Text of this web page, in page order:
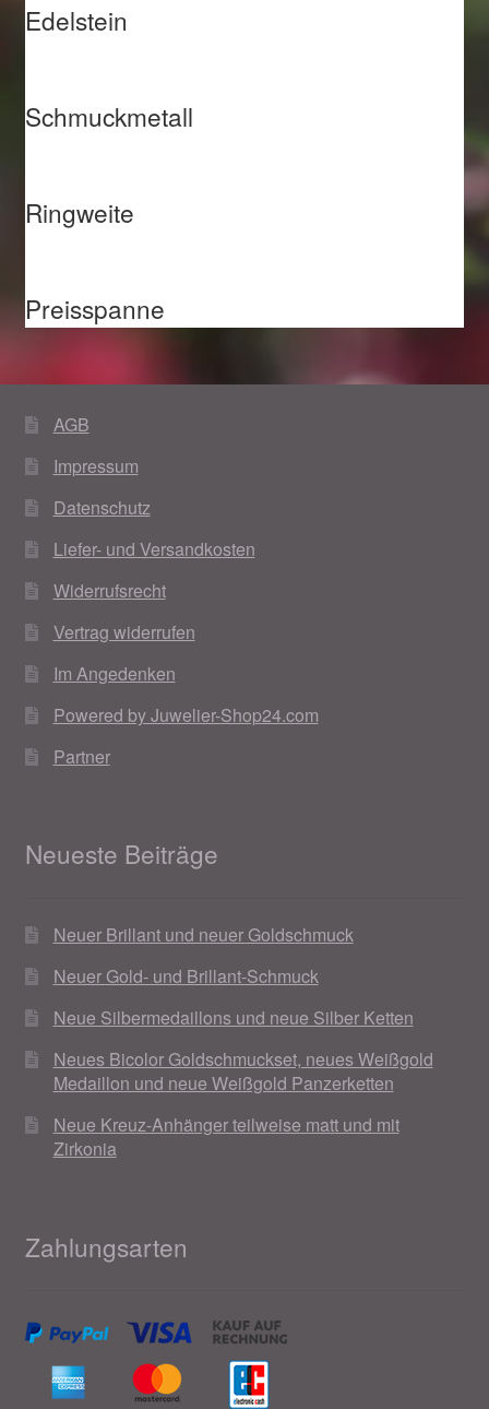
Edelstein
Schmuckmetall
Ringweite
Preisspanne
AGB
Impressum
Datenschutz
Liefer- und Versandkosten
Widerrufsrecht
Vertrag widerrufen
Im Angedenken
Powered by Juwelier-Shop24.com
Partner
Neueste Beiträge
Neuer Brillant und neuer Goldschmuck
Neuer Gold- und Brillant-Schmuck
Neue Silbermedaillons und neue Silber Ketten
Neues Bicolor Goldschmuckset, neues Weißgold
Medaillon und neue Weißgold Panzerketten
Neue Kreuz-Anhänger teilweise matt und mit
Zirkonia
Zahlungsarten